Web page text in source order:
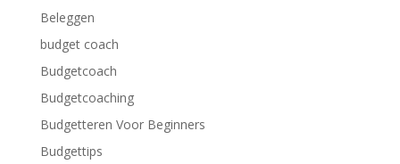
Beleggen
budget coach
Budgetcoach
Budgetcoaching
Budgetteren Voor Beginners
Budgettips